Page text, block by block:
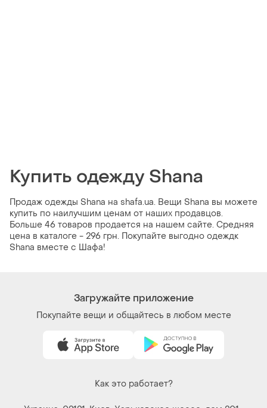
Купить одежду Shana
Продаж одежды Shana на shafa.ua. Вещи Shana вы можете
купить по наилучшим ценам от наших продавцов.
Больше 46 товаров продается на нашем сайте. Средняя
цена в каталоге - 296 грн. Покупайте выгодно одеждк
Shana вместе с Шафа!
Загружайте приложение
Покупайте вещи и общайтесь в любом месте
Как это работает?